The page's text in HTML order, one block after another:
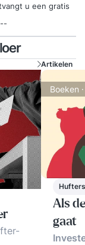
u een gratis
Artikelen
Boeken
Als
gaat